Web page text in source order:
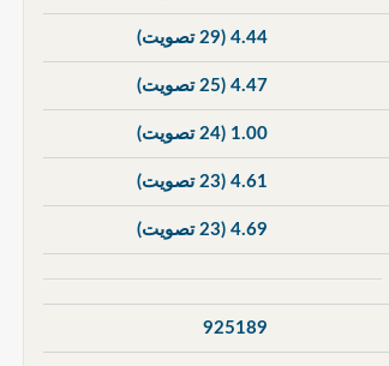
4.44 (29 تصويت)
4.47 (25 تصويت)
1.00 (24 تصويت)
4.61 (23 تصويت)
4.69 (23 تصويت)
925189